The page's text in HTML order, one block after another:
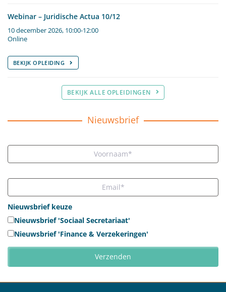
Webinar – Juridische Actua 10/12
10 december 2026, 10:00-12:00
Online
BEKIJK OPLEIDING
BEKIJK ALLE OPLEIDINGEN
Nieuwsbrief
Nieuwsbrief keuze
Nieuwsbrief 'Sociaal Secretariaat'
Nieuwsbrief 'Finance & Verzekeringen'